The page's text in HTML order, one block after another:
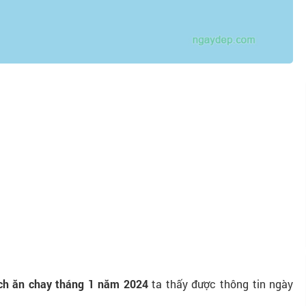
ăn chay tháng 1 năm 2024ta thấy được thông tin ngày